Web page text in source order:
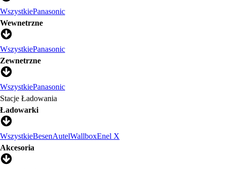
WszystkiePanasonic
Wewnetrzne
WszystkiePanasonic
Zewnetrzne
WszystkiePanasonic
Stacje Ładowania
Ładowarki
WszystkieBesenAutelWallboxEnel X
Akcesoria